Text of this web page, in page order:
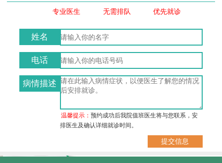
专业医生 无需排队 优先就诊
姓名
电话
病情描述
温馨提示：预约成功后我院值班医生将与您联系，安
排医生及确认详细就诊时间。